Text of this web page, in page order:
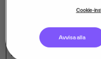
att lyfta Visma
möjlighet att ge dem en
vardag, utan att
användarvänlighet, säger
Cookie-
Avvisa alla